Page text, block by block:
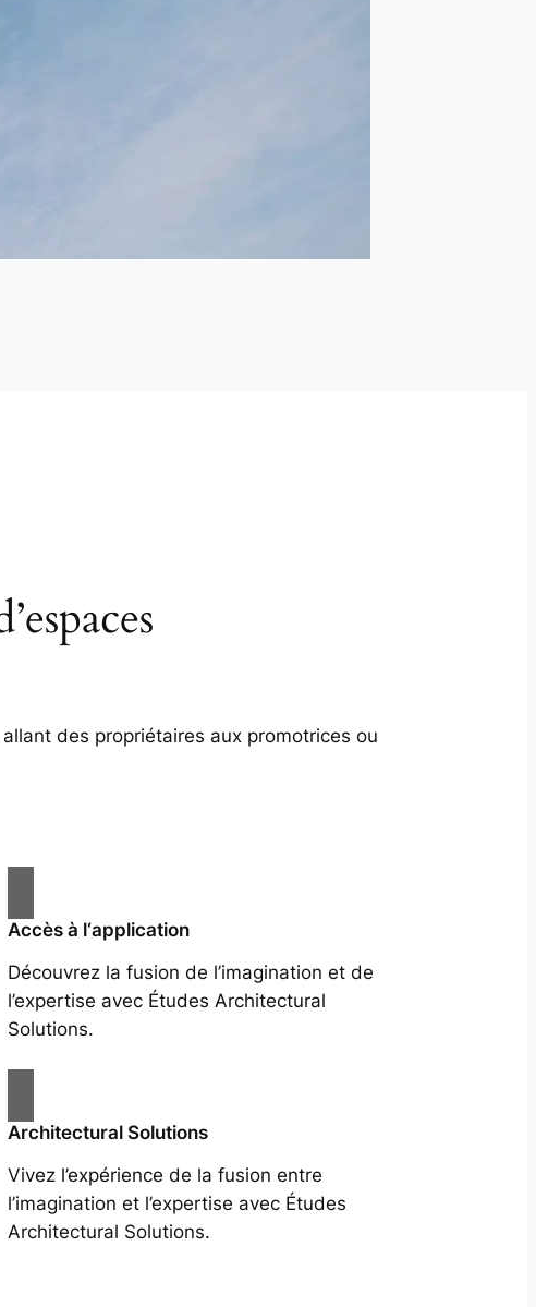
des propriétaires aux promotrices ou
Accès à l‘application
Découvrez la fusion de l’imagination et de
l’expertise avec Études Architectural
Solutions.
Architectural Solutions
Vivez l’expérience de la fusion entre
l’imagination et l’expertise avec Études
Architectural Solutions.